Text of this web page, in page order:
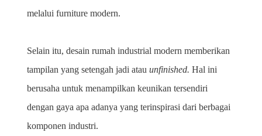
melalui furniture modern.
Selain itu, desain rumah industrial modern memberikan
tampilan yang setengah jadi atau unfinished. Hal ini
berusaha untuk menampilkan keunikan tersendiri
dengan gaya apa adanya yang terinspirasi dari berbagai
komponen industri.